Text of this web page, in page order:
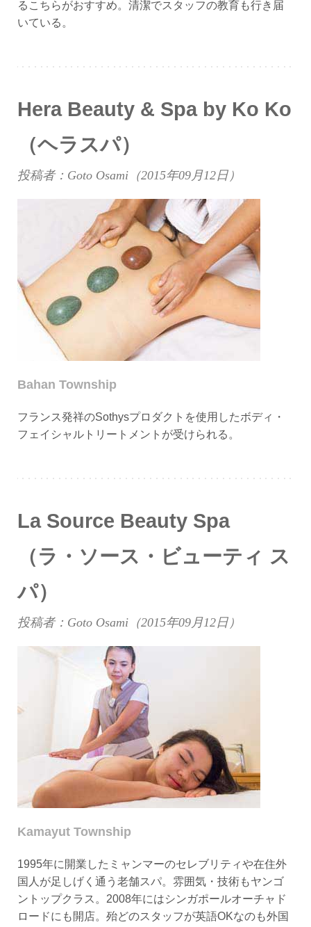
るこちらがおすすめ。清潔でスタッフの教育も行き届
いている。
Hera Beauty & Spa by Ko Ko
（ヘラスパ）
投稿者：Goto Osami（2015年09月12日 ）
Bahan Township
フランス発祥のSothysプロダクトを使用したボディ・
フェイシャルトリートメントが受けられる。
La Source Beauty Spa
（ラ・ソース・ビューティ ス
パ）
投稿者：Goto Osami（2015年09月12日 ）
Kamayut Township
1995年に開業したミャンマーのセレブリティや在住外
国人が足しげく通う老舗スパ。雰囲気・技術もヤンゴ
ントップクラス。2008年にはシンガポールオーチャド
ロードにも開店。殆どのスタッフが英語OKなのも外国